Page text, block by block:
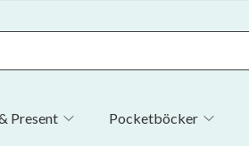
Present Pocketböcker